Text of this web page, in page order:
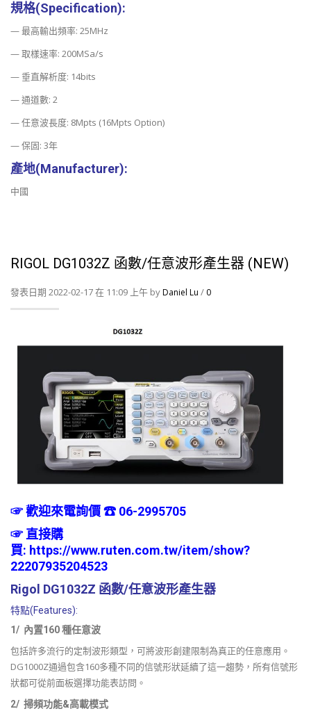
規格(Specification):
— 最高輸出頻率: 25MHz
— 取樣速率: 200MSa/s
— 垂直解析度: 14bits
— 通道數: 2
— 任意波長度: 8Mpts (16Mpts Option)
— 保固: 3年
產地(Manufacturer):
中國
RIGOL DG1032Z 函數/任意波形產生器 (NEW)
發表日期 2022-02-17 在 11:09 上午 byDaniel Lu / 0
☞ 歡迎來電詢價 ☎ 06-2995705
☞ 直接購
買: https://www.ruten.com.tw/item/show?
22207935204523
Rigol DG1032Z 函數/任意波形產生器
特點(Features):
1/ 內置160 種任意波
包括許多流行的定制波形類型，可將波形創建限制為真正的任意應用。
DG1000Z通過包含160多種不同的信號形狀延續了這一趨勢，所有信號形
狀都可從前面板選擇功能表訪問。
2/ 掃頻功能&高載模式